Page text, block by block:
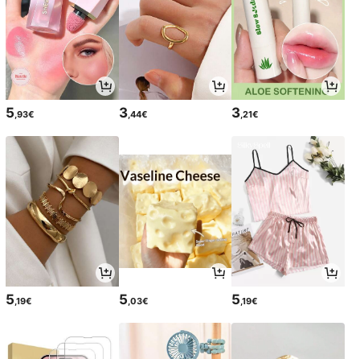
5 ,93€ 3,44€ 3 ,21€
5,19€ 5,03€ 5,19€